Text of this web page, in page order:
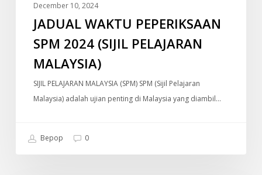
December 10, 2024
JADUAL WAKTU PEPERIKSAAN
SPM 2024 (SIJIL PELAJARAN
MALAYSIA)
SIJIL PELAJARAN MALAYSIA (SPM) SPM (Sijil Pelajaran
Malaysia) adalah ujian penting di Malaysia yang diambil…
Bepop 0